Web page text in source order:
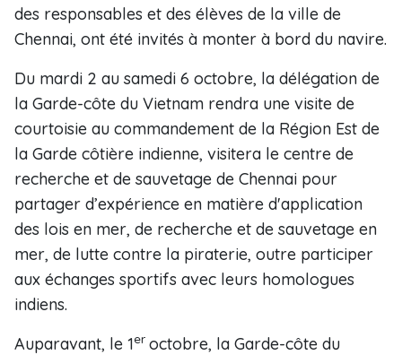
des responsables et des élèves de la ville de
Chennai, ont été invités à monter à bord du navire.
Du mardi 2 au samedi 6 octobre, la délégation de
la Garde-côte du Vietnam rendra une visite de
courtoisie au commandement de la Région Est de
la Garde côtière indienne, visitera le centre de
recherche et de sauvetage de Chennai pour
partager d’expérience en matière d'application
des lois en mer, de recherche et de sauvetage en
mer, de lutte contre la piraterie, outre participer
aux échanges sportifs avec leurs homologues
indiens.
Auparavant, le 1er octobre, la Garde-côte du